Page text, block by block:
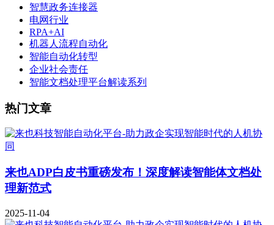
智慧政务连接器
电网行业
RPA+AI
机器人流程自动化
智能自动化转型
企业社会责任
智能文档处理平台解读系列
热门文章
来也ADP白皮书重磅发布！深度解读智能体文档处
理新范式
2025-11-04